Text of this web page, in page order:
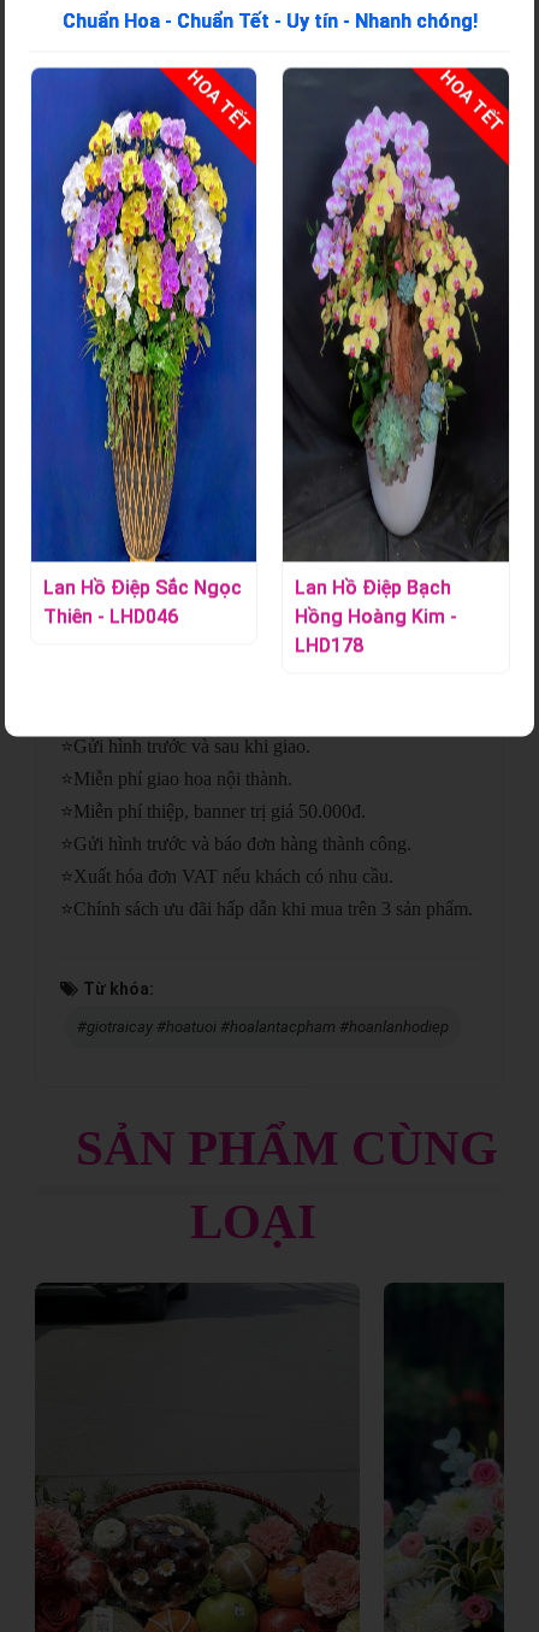
Giỏ Trái Cây Kết Hợp Hoa Tươi –
TC105
Mã sản phẩm: S000811
Giỏ trái cây kết hợp hoa tươi là món quà vừa thanh lịch vừa ý
nghĩa, nổi bật với sắc hoa tươi tắn và trái cây tuyển chọn chất
lượng. Phù hợp cho nhiều dịp, món quà này thay lời chúc sức
khỏe, niềm vui và sự trân trọng gửi đến người nhận
⭐Gửi hình trước và sau khi giao.
⭐Miễn phí giao hoa nội thành.
⭐Miễn phí thiệp, banner trị giá 50.000đ.
⭐Gửi hình trước và báo đơn hàng thành công.
⭐Xuất hóa đơn VAT nếu khách có nhu cầu.
⭐Chính sách ưu đãi hấp dẫn khi mua trên 3 sản phẩm.
Từ khóa:
#giotraicay #hoatuoi #hoalantacpham #hoanlanhodiep
SẢN PHẨM CÙNG
LOẠI
Chuẩn Hoa - Chuẩn Tết - Uy tín - Nhanh chóng!
Lan Hồ Điệp Sắc Ngọc
Thiên - LHD046
HOA TẾT
Lan Hồ Điệp Bạch
Hồng Hoàng Kim -
LHD178
HOA TẾT